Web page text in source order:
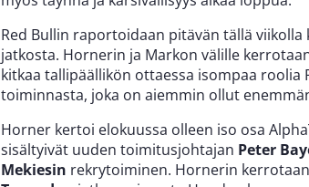
Red Bullin raportoidaan pitävän tällä
jatkosta. Hornerin ja Markon välille
kitkaa tallipäällikön ottaessa isompaa roolia
toiminnasta, joka on aiemmin ollut
Horner kertoi elokuussa olleen iso osa
sisältyivät uuden toimitusjohtajan Peter
Mekiesin rekrytoiminen. Hornerin